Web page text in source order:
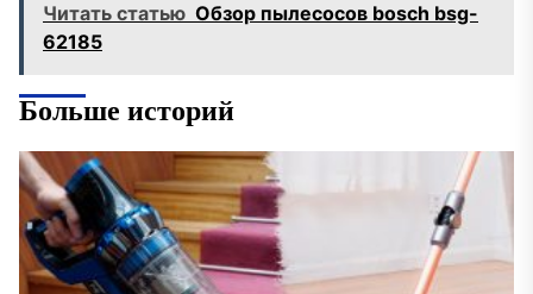
Читать статью Обзор пылесосов bosch bsg-
62185
Больше историй